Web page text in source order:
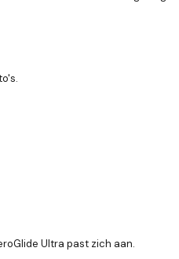
Ultra past zich aan.